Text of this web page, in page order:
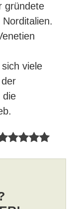
gründete
viele
die